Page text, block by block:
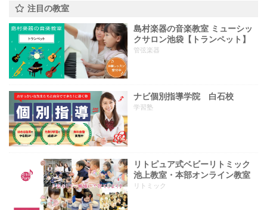
注目の教室
島村楽器の音楽教室 ミューシッ
クサロン池袋【トランペット】
管弦楽器
ナビ個別指導学院 白石校
学習塾
リトピュア式ベビーリトミック
池上教室・本部オンライン教室
リトミック